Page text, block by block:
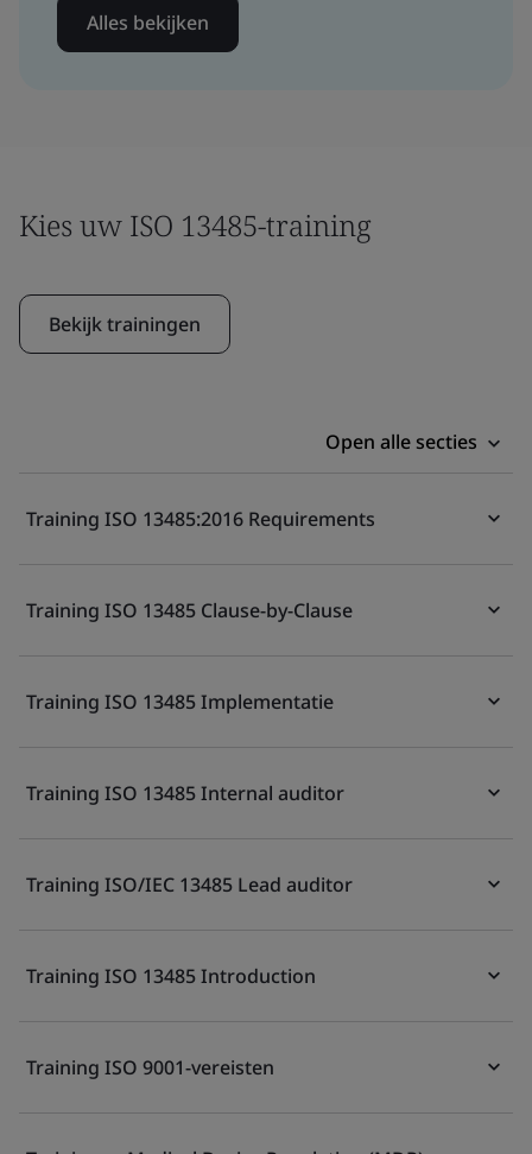
Alles bekijken
Kies uw ISO 13485-training
Bekijk trainingen
Open alle secties
Training ISO 13485:2016 Requirements
Training ISO 13485 Clause-by-Clause
Training ISO 13485 Implementatie
Training ISO 13485 Internal auditor
Training ISO/IEC 13485 Lead auditor
Training ISO 13485 Introduction
Training ISO 9001-vereisten